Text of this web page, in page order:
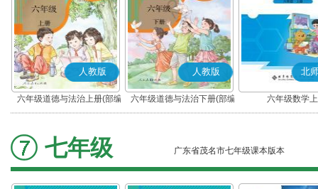
人教版
六年级道德与法治上册(部编
版)
人教版
六年级道德与法治下册(部编
版)
北
六年级数学
七年级 广东省茂名市七年级课本版本